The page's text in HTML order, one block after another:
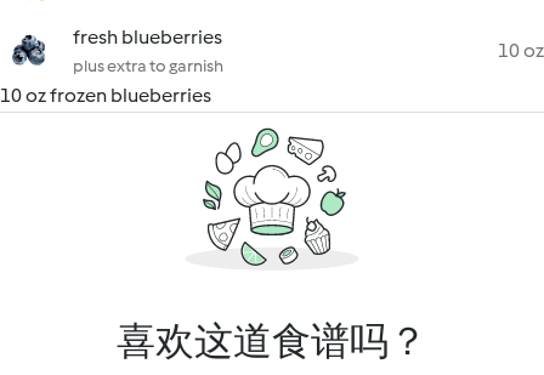
fresh blueberries
plus extra to garnish
10 oz
10 oz frozen blueberries
喜欢这道食谱吗？